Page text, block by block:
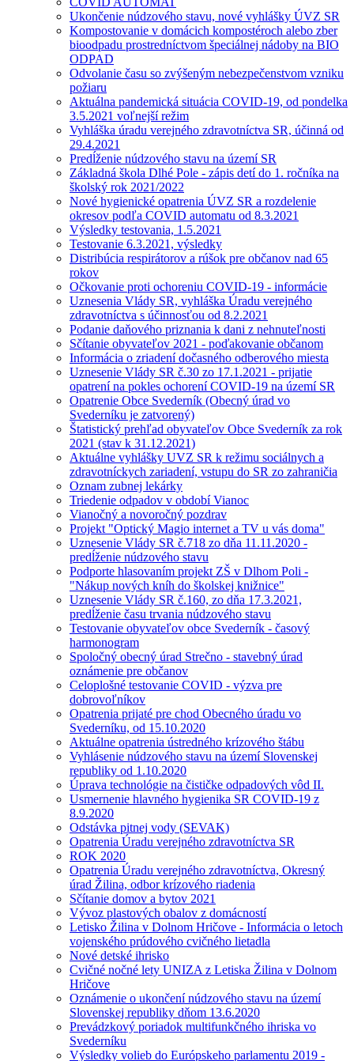
Ukončenie núdzového stavu, nové vyhlášky ÚVZ SR
Kompostovanie v domácich kompostéroch alebo zber
bioodpadu prostredníctvom špeciálnej nádoby na BIO
ODPAD
Odvolanie času so zvýšeným nebezpečenstvom vzniku
požiaru
Aktuálna pandemická situácia COVID-19, od pondelka
3.5.2021 voľnejší režim
Vyhláška úradu verejného zdravotníctva SR, účinná od
29.4.2021
Predĺženie núdzového stavu na území SR
Základná škola Dlhé Pole - zápis detí do 1. ročníka na
školský rok 2021/2022
Nové hygienické opatrenia ÚVZ SR a rozdelenie
okresov podľa COVID automatu od 8.3.2021
Výsledky testovania, 1.5.2021
Testovanie 6.3.2021, výsledky
Distribúcia respirátorov a rúšok pre občanov nad 65
rokov
Očkovanie proti ochoreniu COVID-19 - informácie
Uznesenia Vlády SR, vyhláška Úradu verejného
zdravotníctva s účinnosťou od 8.2.2021
Podanie daňového priznania k dani z nehnuteľnosti
Sčítanie obyvateľov 2021 - poďakovanie občanom
Informácia o zriadení dočasného odberového miesta
Uznesenie Vlády SR č.30 zo 17.1.2021 - prijatie
opatrení na pokles ochorení COVID-19 na území SR
Opatrenie Obce Svederník (Obecný úrad vo
Svederníku je zatvorený)
Štatistický prehľad obyvateľov Obce Svederník za rok
2021 (stav k 31.12.2021)
Aktuálne vyhlášky UVZ SR k režimu sociálnych a
zdravotníckych zariadení, vstupu do SR zo zahraničia
Oznam zubnej lekárky
Triedenie odpadov v období Vianoc
Vianočný a novoročný pozdrav
Projekt "Optický Magio internet a TV u vás doma"
Uznesenie Vlády SR č.718 zo dňa 11.11.2020 -
predĺženie núdzového stavu
Podporte hlasovaním projekt ZŠ v Dlhom Poli -
"Nákup nových kníh do školskej knižnice"
Uznesenie Vlády SR č.160, zo dňa 17.3.2021,
predĺženie času trvania núdzového stavu
Testovanie obyvateľov obce Svederník - časový
harmonogram
Spoločný obecný úrad Strečno - stavebný úrad
oznámenie pre občanov
Celoplošné testovanie COVID - výzva pre
dobrovoľníkov
Opatrenia prijaté pre chod Obecného úradu vo
Svederníku, od 15.10.2020
Aktuálne opatrenia ústredného krízového štábu
Vyhlásenie núdzového stavu na území Slovenskej
republiky od 1.10.2020
Úprava technológie na čističke odpadových vôd II.
Usmernenie hlavného hygienika SR COVID-19 z
8.9.2020
Odstávka pitnej vody (SEVAK)
Opatrenia Úradu verejného zdravotníctva SR
ROK 2020
Opatrenia Úradu verejného zdravotníctva, Okresný
úrad Žilina, odbor krízového riadenia
Sčítanie domov a bytov 2021
Vývoz plastových obalov z domácností
Letisko Žilina v Dolnom Hričove - Informácia o letoch
vojenského prúdového cvičného lietadla
Nové detské ihrisko
Cvičné nočné lety UNIZA z Letiska Žilina v Dolnom
Hričove
Oznámenie o ukončení núdzového stavu na území
Slovenskej republiky dňom 13.6.2020
Prevádzkový poriadok multifunkčného ihriska vo
Svederníku
Výsledky volieb do Európskeho parlamentu 2019 -